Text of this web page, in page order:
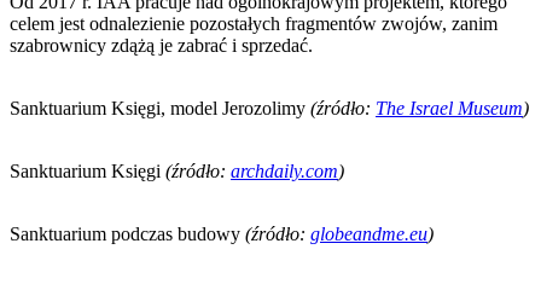
celem jest odnalezienie pozostałych fragmentów zwojów, zanim
szabrownicy zdążą je zabrać i sprzedać.
Sanktuarium Księgi, model Jerozolimy (źródło: The Israel Museum)
Sanktuarium Księgi (źródło: archdaily.com)
Sanktuarium podczas budowy (źródło: globeandme.eu)